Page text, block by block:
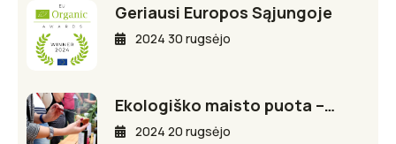
Geriausi Europos Sąjungoje
2024 30 rugsėjo
Ekologiško maisto puota –…
2024 20 rugsėjo